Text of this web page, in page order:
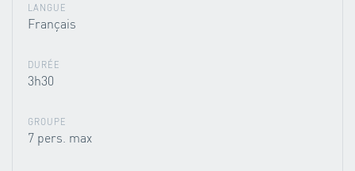
LANGUE
Français
DURÉE
3h30
GROUPE
7 pers. max